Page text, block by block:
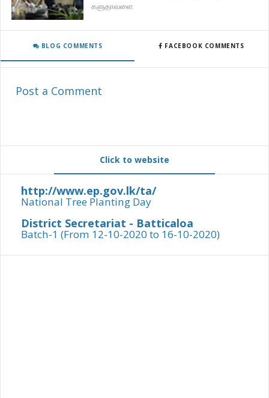
களுதாவளை
BLOG COMMENTS FACEBOOK COMMENTS
Post a Comment
Click to website
http://www.ep.gov.lk/ta/
National Tree Planting Day
District Secretariat - Batticaloa
Batch-1 (From 12-10-2020 to 16-10-2020)